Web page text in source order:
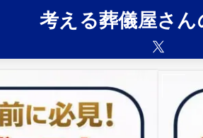
考える葬儀屋さ